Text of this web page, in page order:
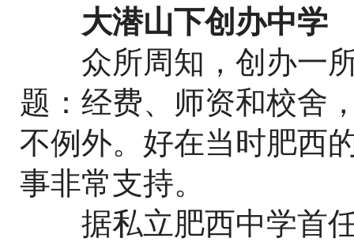
大潜山下创办中学
众所周知，创办一所
题：经费、师资和校舍
不例外。好在当时肥西
事非常支持。
据私立肥西中学首任